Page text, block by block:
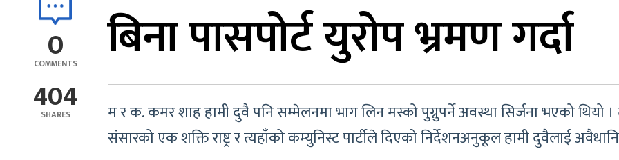
0
COMMENTS
404
SHARES
बिना पासपोर्ट युरोप भ्रमण गर्दा
म र क. कमर शाह हामी दुवै पनि सम्मेलनमा भाग लिन मस्को पुग्नुपर्ने अवस्था सिर्जना भएको थियो
संसारको एक शक्ति राष्ट्र र त्यहाँको कम्युनिस्ट पार्टीले दिएको निर्देशनअनुकूल हामी दुवैलाई